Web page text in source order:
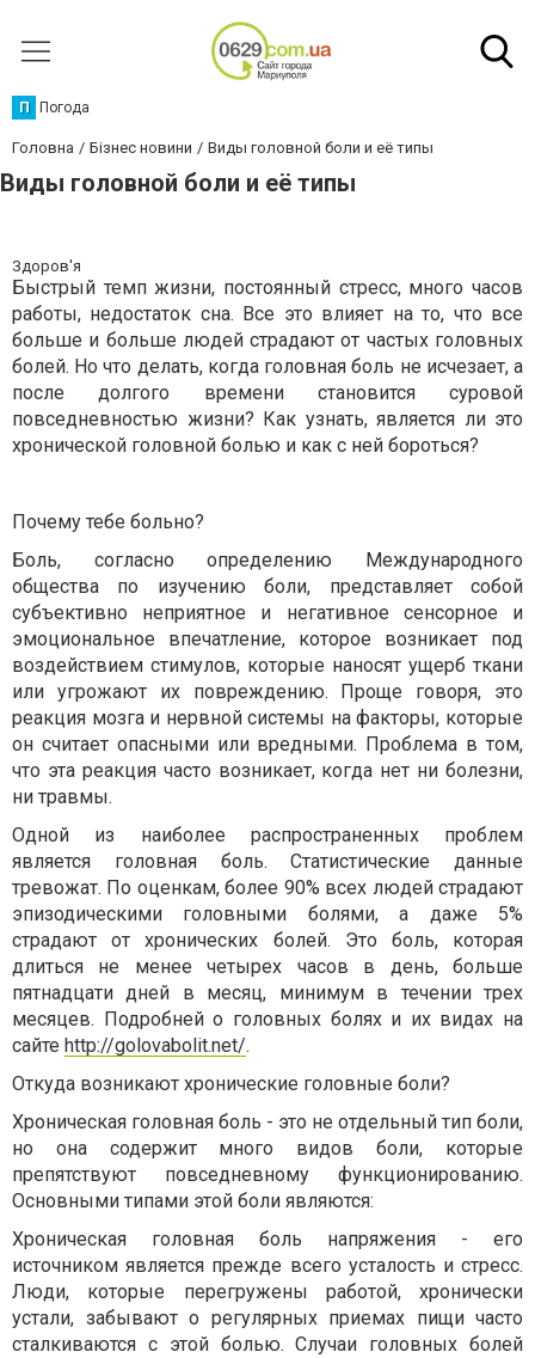
П Погода
Головна Бізнес новини Виды головной боли и её типы
Виды головной боли и её типы
Здоров'я
Быстрый темп жизни, постоянный стресс, много часов
работы, недостаток сна. Все это влияет на то, что все
больше и больше людей страдают от частых головных
болей. Но что делать, когда головная боль не исчезает, а
после долгого времени становится суровой
повседневностью жизни? Как узнать, является ли это
хронической головной болью и как с ней бороться?
Почему тебе больно?
Боль, согласно определению Международного
общества по изучению боли, представляет собой
субъективно неприятное и негативное сенсорное и
эмоциональное впечатление, которое возникает под
воздействием стимулов, которые наносят ущерб ткани
или угрожают их повреждению. Проще говоря, это
реакция мозга и нервной системы на факторы, которые
он считает опасными или вредными. Проблема в том,
что эта реакция часто возникает, когда нет ни болезни,
ни травмы.
Одной из наиболее распространенных проблем
является головная боль. Статистические данные
тревожат. По оценкам, более 90% всех людей страдают
эпизодическими головными болями, а даже 5%
страдают от хронических болей. Это боль, которая
длиться не менее четырех часов в день, больше
пятнадцати дней в месяц, минимум в течении трех
месяцев. Подробней о головных болях и их видах на
сайте http://golovabolit.net/.
Откуда возникают хронические головные боли?
Хроническая головная боль - это не отдельный тип боли,
но она содержит много видов боли, которые
препятствуют повседневному функционированию.
Основными типами этой боли являются:
Хроническая головная боль напряжения - его
источником является прежде всего усталость и стресс.
Люди, которые перегружены работой, хронически
устали, забывают о регулярных приемах пищи часто
сталкиваются с этой болью. Случаи головных болей